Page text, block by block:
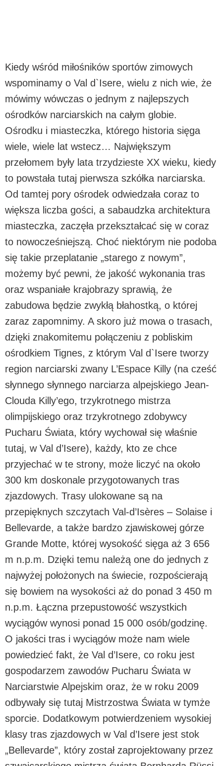
Kiedy wśród miłośników sportów zimowych
wspominamy o Val d`Isere, wielu z nich wie, że
mówimy wówczas o jednym z najlepszych
ośrodków narciarskich na całym globie.
Ośrodku i miasteczka, którego historia sięga
wiele, wiele lat wstecz… Największym
przełomem były lata trzydzieste XX wieku, kiedy
to powstała tutaj pierwsza szkółka narciarska.
Od tamtej pory ośrodek odwiedzała coraz to
większa liczba gości, a sabaudzka architektura
miasteczka, zaczęła przekształcać się w coraz
to nowocześniejszą. Choć niektórym nie podoba
się takie przeplatanie „starego z nowym”,
możemy być pewni, że jakość wykonania tras
oraz wspaniałe krajobrazy sprawią, że
zabudowa będzie zwykłą błahostką, o której
zaraz zapomnimy. A skoro już mowa o trasach,
dzięki znakomitemu połączeniu z pobliskim
ośrodkiem Tignes, z którym Val d`Isere tworzy
region narciarski zwany L’Espace Killy (na cześć
słynnego słynnego narciarza alpejskiego Jean-
Clouda Killy’ego, trzykrotnego mistrza
olimpijskiego oraz trzykrotnego zdobywcy
Pucharu Świata, który wychował się właśnie
tutaj, w Val d’Isere), każdy, kto ze chce
przyjechać w te strony, może liczyć na około
300 km doskonale przygotowanych tras
zjazdowych. Trasy ulokowane są na
przepięknych szczytach Val-d’Isères – Solaise i
Bellevarde, a także bardzo zjawiskowej górze
Grande Motte, której wysokość sięga aż 3 656
m n.p.m. Dzięki temu należą one do jednych z
najwyżej położonych na świecie, rozpościerają
się bowiem na wysokości aż do ponad 3 450 m
n.p.m. Łączna przepustowość wszystkich
wyciągów wynosi ponad 15 000 osób/godzinę.
O jakości tras i wyciągów może nam wiele
powiedzieć fakt, że Val d’Isere, co roku jest
gospodarzem zawodów Pucharu Świata w
Narciarstwie Alpejskim oraz, że w roku 2009
odbywały się tutaj Mistrzostwa Świata w tymże
sporcie. Dodatkowym potwierdzeniem wysokiej
klasy tras zjazdowych w Val d’Isere jest stok
„Bellevarde”, który został zaprojektowany przez